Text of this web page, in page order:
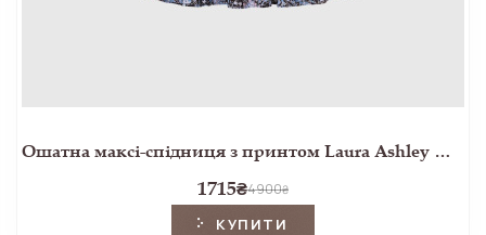
Ошатна максі-спідниця з принтом Laura Ashley Greenfield Peony
1715₴4900₴
КУПИТИ